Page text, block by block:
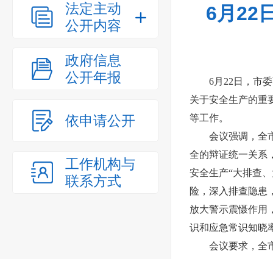
法定主动
公开内容
政府信息
公开年报
依申请公开
工作机构与
联系方式
6月22
6月22日，市
关于安全生产的重
等工作。
会议强调，全
全的辩证统一关系
安全生产“大排查
险，深入排查隐患
放大警示震慑作用
识和应急常识知晓
会议要求，全